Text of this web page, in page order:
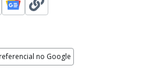
no Google